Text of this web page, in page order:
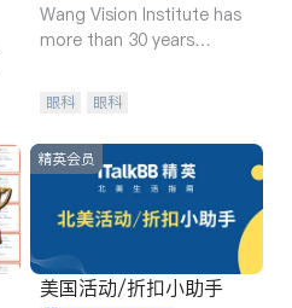
Wang Vision Institute has
more than 30 years
眼科 眼科
精英会员
美国活动/折扣小助手